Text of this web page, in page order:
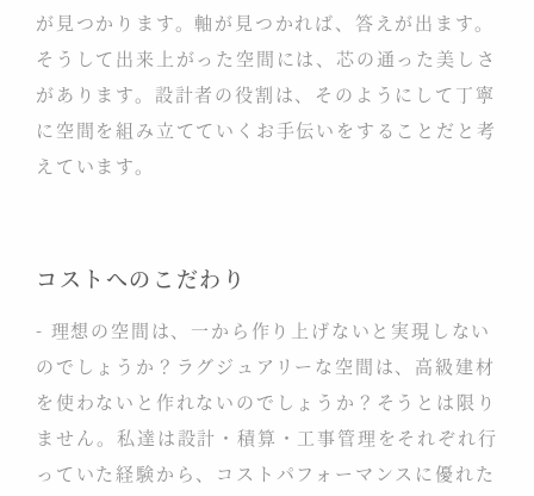
が見つかります。軸が見つかれば、答えが出ます。
そうして出来上がった空間には、芯の通った美しさ
があります。設計者の役割は、そのようにして丁寧
に空間を組み立てていくお手伝いをすることだと考
えています。
コストへのこだわり
- 理想の空間は、一から作り上げないと実現しない
のでしょうか？ラグジュアリーな空間は、高級建材
を使わないと作れないのでしょうか？そうとは限り
ません。私達は設計・積算・工事管理をそれぞれ行
っていた経験から、コストパフォーマンスに優れた